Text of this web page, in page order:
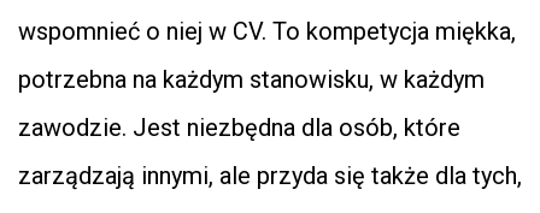
wspomnieć o niej w CV. To kompetycja miękka,
potrzebna na każdym stanowisku, w każdym
zawodzie. Jest niezbędna dla osób, które
zarządzają innymi, ale przyda się także dla tych,